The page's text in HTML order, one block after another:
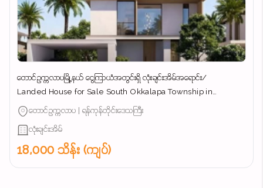
တောင်ဥက္ကလာပမြို့နယ် ​ငွေကြာယံအတွင်းရှိ လုံးချင်းအိမ်အ​ရောင်း/
Landed House for Sale South Okkalapa Township in
Yangon/
တောင်ဥက္ကလာပ | ရန်ကုန်တိုင်းဒေသကြီး
လုံးချင်းအိမ်
18,000 သိန်း (ကျပ်)